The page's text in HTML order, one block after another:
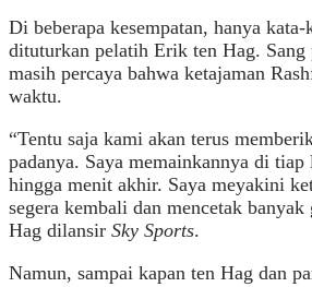
Di beberapa kesempatan, hanya
dituturkan pelatih Erik ten Hag. Sang
masih percaya bahwa ketajaman
waktu.
“Tentu saja kami akan terus
padanya. Saya memainkannya di
hingga menit akhir. Saya meyakini
segera kembali dan mencetak
Hag dilansir Sky Sports.
Namun, sampai kapan ten Hag dan